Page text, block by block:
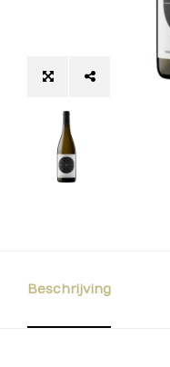
Beschrijving